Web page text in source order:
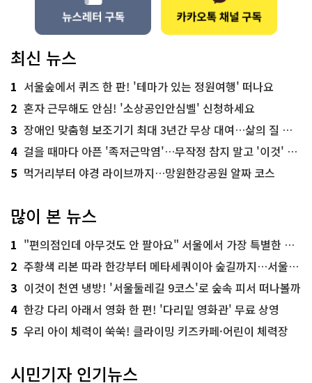
최신 뉴스
1 서울숲에서 퀴즈 한 판! '테마가 있는 정원여행' 떠나요
2 혼자 근무해도 안심! '소상공인안심벨' 신청하세요
3 장애인 맞춤형 보조기기 최대 3년간 무상 대여…삶의 질 높인다
4 걸을 때마다 아픈 '족저근막염'…무작정 참지 말고 '이것' 해보세요!
5 먹거리부터 야경 라이브까지…망원한강공원 알짜 코스
많이 본 뉴스
1 "편의점인데 아무것도 안 팔아요" 서울에서 가장 특별한 편의점의 정체
2 주황색 리본 따라 한강부터 메타세쿼이아 숲길까지…서울둘레길 15코스
3 이것이 천연 냉방! '서울둘레길 9코스'로 숲속 피서 떠나볼까
4 한강 다리 아래서 영화 한 편! '다리밑 영화관' 무료 상영
5 우리 아이 체력이 쑥쑥! 클라이밍 키즈카페·어린이 체력장
시민기자 인기뉴스